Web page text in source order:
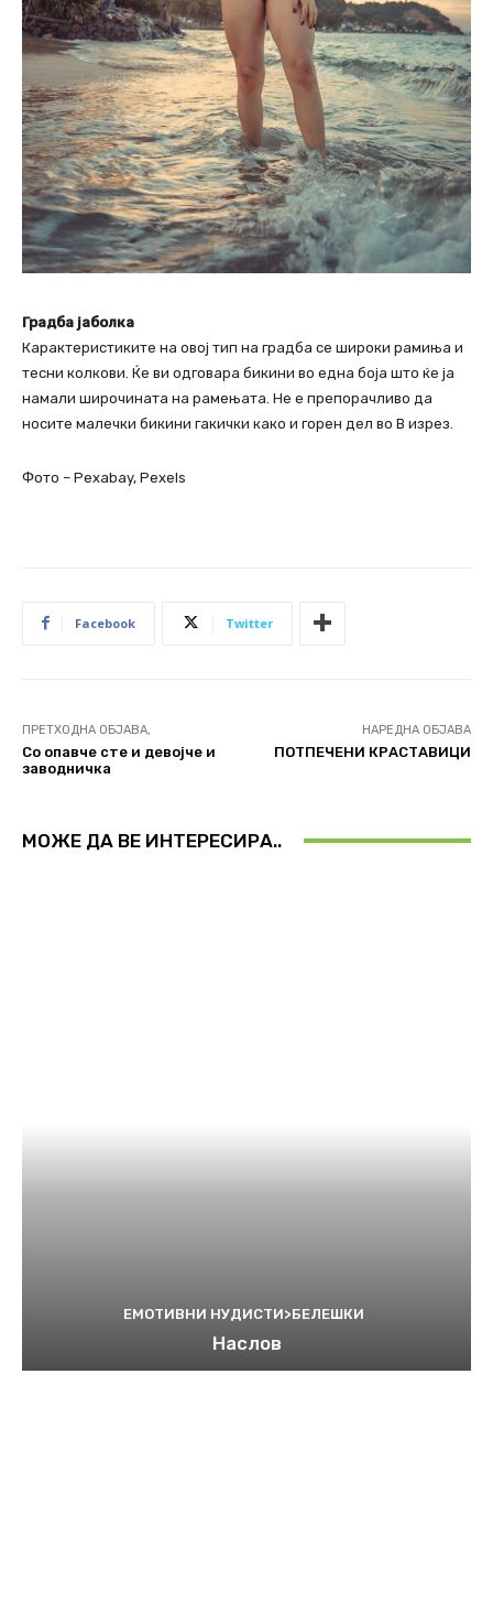
Градба јаболка
Карактеристиките на овој тип на градба се широки рамиња и
тесни колкови. Ќе ви одговара бикини во една боја што ќе ја
намали широчината на рамењата. Не е препорачливо да
носите малечки бикини гакички како и горен дел во В изрез.
Фото – Pexabay, Pexels
Facebook Twitter
ПРЕТХОДНА ОБЈАВА,
Со опавче сте и девојче и
заводничка
НАРЕДНА ОБЈАВА
ПОТПЕЧЕНИ КРАСТАВИЦИ
МОЖЕ ДА ВЕ ИНТЕРЕСИРА..
ЕМОТИВНИ НУДИСТИ>БЕЛЕШКИ
Наслов